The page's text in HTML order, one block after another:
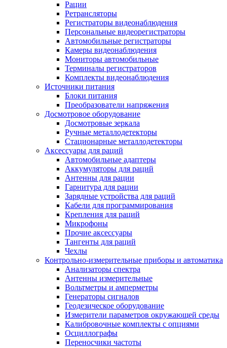
Рации
Ретрансляторы
Регистраторы видеонаблюдения
Персональные видеорегистраторы
Автомобильные регистраторы
Камеры видеонаблюдения
Мониторы автомобильные
Терминалы регистраторов
Комплекты видеонаблюдения
Источники питания
Блоки питания
Преобразователи напряжения
Досмотровое оборудование
Досмотровые зеркала
Ручные металлодетекторы
Стационарные металлодетекторы
Аксессуары для раций
Автомобильные адаптеры
Аккумуляторы для раций
Антенны для рации
Гарнитура для рации
Зарядные устройства для раций
Кабели для программирования
Крепления для раций
Микрофоны
Прочие аксессуары
Тангенты для раций
Чехлы
Контрольно-измерительные приборы и автоматика
Анализаторы спектра
Антенны измерительные
Вольтметры и амперметры
Генераторы сигналов
Геодезическое оборудование
Измерители параметров окружающей среды
Калибровочные комплекты с опциями
Осциллографы
Переносчики частоты